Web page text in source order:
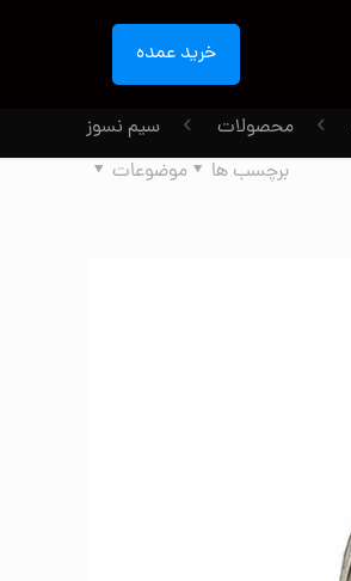
خرید عمده
محصولات سیم نسوز
موضوعات برچسب ها